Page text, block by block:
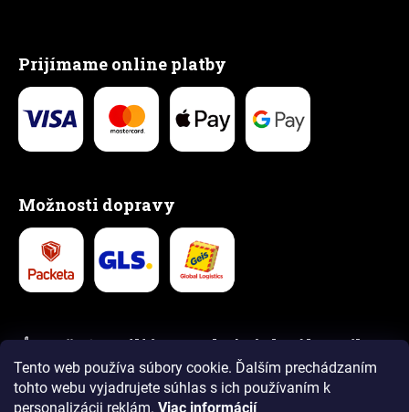
Tento web používa súbory cookie. Ďalším prechádzaním
tohto webu vyjadrujete súhlas s ich používaním k
personalizácii reklám. Viac informácií
Prijímame online platby
Možnosti dopravy
👍 Vyše 1,5 milióna spokojných zákazníkov
4,9 5,0